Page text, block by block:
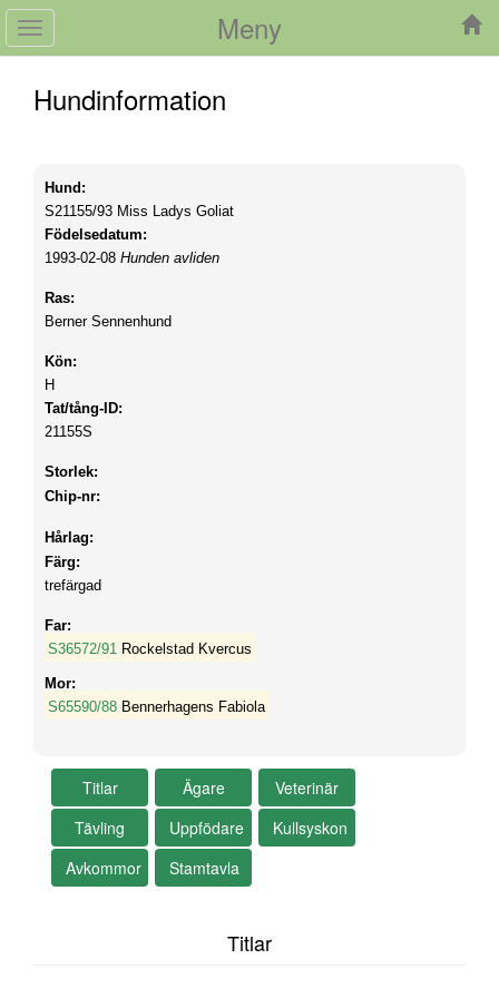
Meny
Toggle
navigation
Hundinformation
Hund:
S21155/93 Miss Ladys Goliat
Födelsedatum:
1993-02-08 Hunden avliden
Ras:
Berner Sennenhund
Kön:
H
Tat/tång-ID:
21155S
Storlek:
Chip-nr:
Hårlag:
Färg:
trefärgad
Far:
S36572/91 Rockelstad Kvercus
Mor:
S65590/88 Bennerhagens Fabiola
Titlar